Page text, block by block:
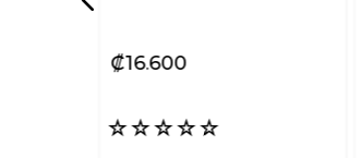
₡16600
☆☆☆☆☆